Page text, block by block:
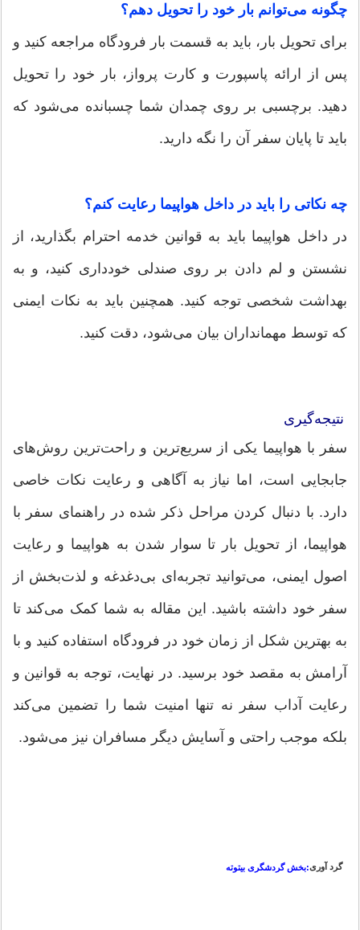
چگونه می‌توانم بار خود را تحویل دهم؟
برای تحویل بار، باید به قسمت بار فرودگاه مراجعه کنید و
پس از ارائه پاسپورت و کارت پرواز، بار خود را تحویل
دهید. برچسبی بر روی چمدان شما چسبانده می‌شود که
باید تا پایان سفر آن را نگه دارید.
چه نکاتی را باید در داخل هواپیما رعایت کنم؟
در داخل هواپیما باید به قوانین خدمه احترام بگذارید، از
نشستن و لم دادن بر روی صندلی خودداری کنید، و به
بهداشت شخصی توجه کنید. همچنین باید به نکات ایمنی
که توسط مهمانداران بیان می‌شود، دقت کنید.
نتیجه‌گیری
سفر با هواپیما یکی از سریع‌ترین و راحت‌ترین روش‌های
جابجایی است، اما نیاز به آگاهی و رعایت نکات خاصی
دارد. با دنبال کردن مراحل ذکر شده در راهنمای سفر با
هواپیما، از تحویل بار تا سوار شدن به هواپیما و رعایت
اصول ایمنی، می‌توانید تجربه‌ای بی‌دغدغه و لذت‌بخش از
سفر خود داشته باشید. این مقاله به شما کمک می‌کند تا
به بهترین شکل از زمان خود در فرودگاه استفاده کنید و با
آرامش به مقصد خود برسید. در نهایت، توجه به قوانین و
رعایت آداب سفر نه تنها امنیت شما را تضمین می‌کند
بلکه موجب راحتی و آسایش دیگر مسافران نیز می‌شود.
گرد آوری:بخش گردشگری بیتوته